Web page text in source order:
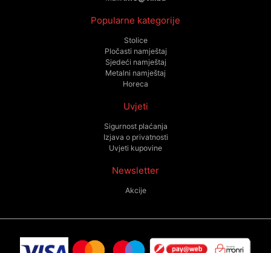
Popularne kategorije
Stolice
Pločasti namještaj
Sjedeći namještaj
Metalni namještaj
Horeca
Uvjeti
Sigurnost plaćanja
Izjava o privatnosti
Uvjeti kupovine
Newsletter
Akcije